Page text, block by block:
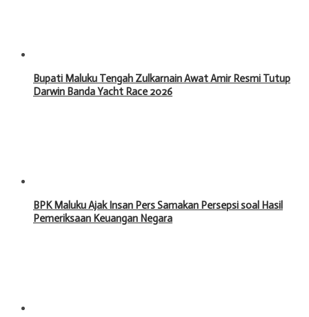
Bupati Maluku Tengah Zulkarnain Awat Amir Resmi Tutup
Darwin Banda Yacht Race 2026
BPK Maluku Ajak Insan Pers Samakan Persepsi soal Hasil
Pemeriksaan Keuangan Negara